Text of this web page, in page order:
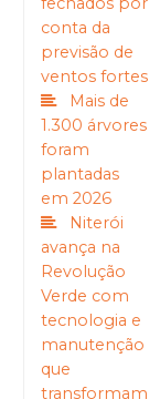
conta da
previsão de
ventos fortes
Mais de
1.300 árvores
foram
plantadas
em 2026
Niterói
avança na
Revolução
Verde com
tecnologia e
manutenção
que
transformam